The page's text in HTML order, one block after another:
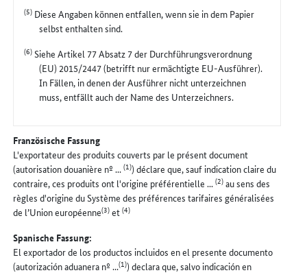
(5) Diese Angaben können entfallen, wenn sie in dem Papier
selbst enthalten sind.
(6)Siehe Artikel 77 Absatz 7 der Durchführungsverordnung
(EU) 2015/2447 (betrifft nur ermächtigte EU-Ausführer).
In Fällen, in denen der Ausführer nicht unterzeichnen
muss, entfällt auch der Name des Unterzeichners.
Französische Fassung
L'exportateur des produits couverts par le présent document
(autorisation douanière nº ...(1)) déclare que, sauf indication claire du
contraire, ces produits ont l'origine préférentielle ...(2)au sens des
règles d'origine du Système des préférences tarifaires généralisées
de l’Union européenne(3)et(4)
Spanische Fassung:
El exportador de los productos incluidos en el presente documento
(autorización aduanera nº ...(1)) declara que, salvo indicación en